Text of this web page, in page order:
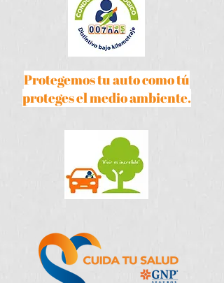
Protegemos tu auto como tú
proteges el medio ambiente.